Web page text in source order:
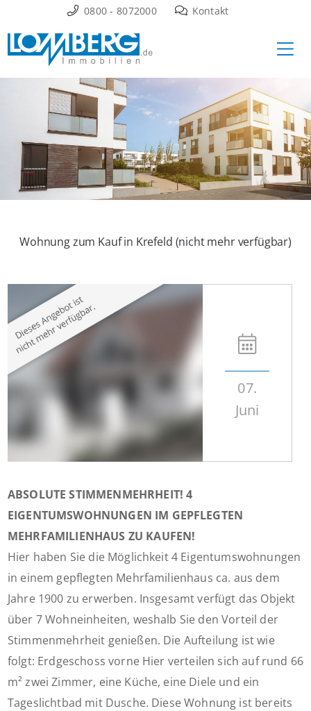
Inhalt
springen
0800 - 8072000 Kontakt
Wohnung zum Kauf in Krefeld (nicht mehr verfügbar)
07.
Juni
ABSOLUTE STIMMENMEHRHEIT! 4
EIGENTUMSWOHNUNGEN IM GEPFLEGTEN
MEHRFAMILIENHAUS ZU KAUFEN!
Hier haben Sie die Möglichkeit 4 Eigentumswohnungen
in einem gepflegten Mehrfamilienhaus ca. aus dem
Jahre 1900 zu erwerben. Insgesamt verfügt das Objekt
über 7 Wohneinheiten, weshalb Sie den Vorteil der
Stimmenmehrheit genießen. Die Aufteilung ist wie
folgt: Erdgeschoss vorne Hier verteilen sich auf rund 66
m² zwei Zimmer, eine Küche, eine Diele und ein
Tageslichtbad mit Dusche. Diese Wohnung ist bereits